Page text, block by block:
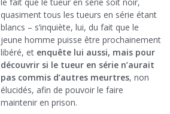
quasiment tous les tueurs en série étant
blancs – s’inquiète, lui, du fait que le
jeune homme puisse être prochainement
libéré, et enquête lui aussi, mais pour
découvrir si le tueur en série n’aurait
pas commis d’autres meurtres, non
élucidés, afin de pouvoir le faire
maintenir en prison.